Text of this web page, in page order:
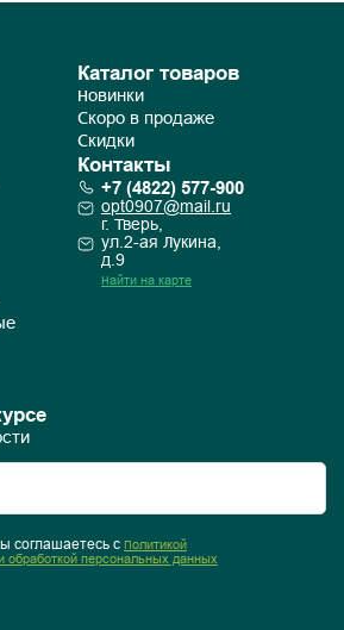
Каталог товаров
Новинки
Скоро в продаже
Скидки
Контакты
+7 (4822) 577-900
opt0907@mail.ru
г. Тверь,
ул.2-ая Лукина,
д.9
Найти на карте
соглашаетесь с Политикой
обработкой персональных данных